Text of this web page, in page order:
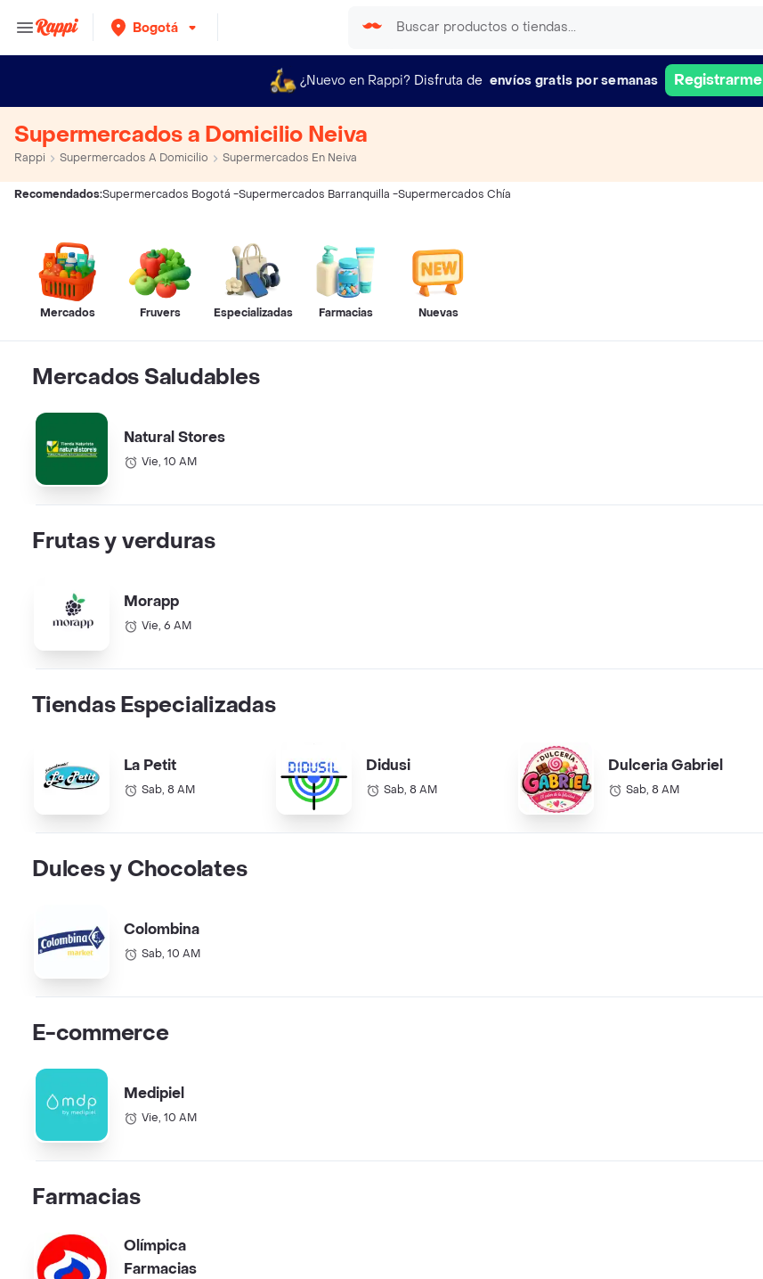
Bogotá
¿Nuevo en Rappi? Disfruta de envíos gratis por semanas Registrarme
Supermercados a Domicilio Neiva
Rappi Supermercados A Domicilio Supermercados En Neiva
Recomendados:Supermercados Bogotá -Supermercados Barranquilla -Supermercados Chía
Mercados Fruvers Especializadas Farmacias Nuevas
Mercados Saludables
Natural Stores
Vie, 10 AM
Frutas y verduras
Morapp
Vie, 6 AM
Tiendas Especializadas
La Petit
Sab, 8 AM
Didusi
Sab, 8 AM
Dulceria Gabriel
Sab, 8 AM
Dulces y Chocolates
Colombina
Sab, 10 AM
E-commerce
Medipiel
Vie, 10 AM
Farmacias
Olímpica
Farmacias